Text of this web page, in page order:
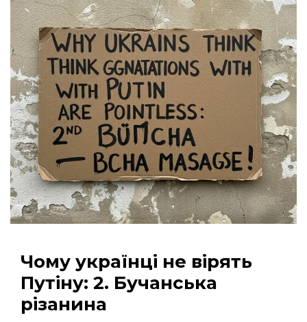
Чому українці не вірять
Путіну: 2. Бучанська
різанина